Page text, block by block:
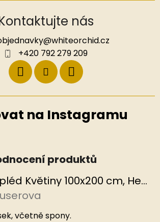
nás
@whiteorchid.cz
+420 792 279 209
na Instagramu
produktů
Kašmírový pléd Květiny 100x200 cm, Hedvábný svět
je 5 z 5 hvězdiček.
včetně spony.